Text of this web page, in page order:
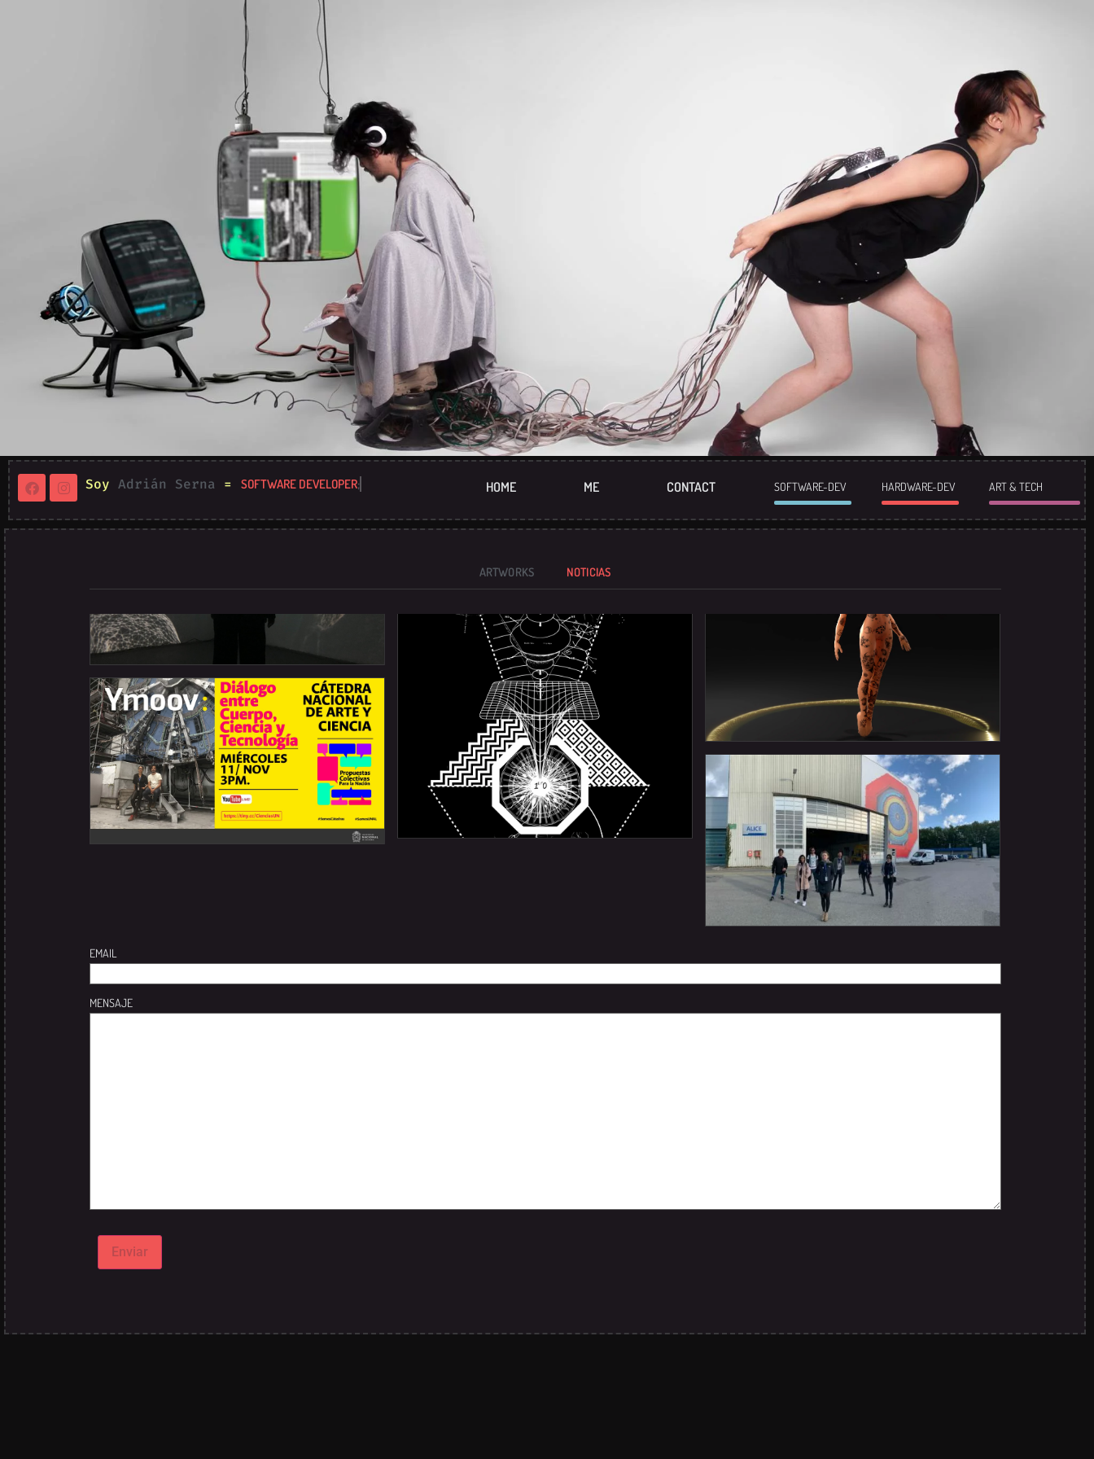
Soy Adrián Serna = SOFTWARE DEVELOPER; HOME ME CONTACT SOFTWARE-DEV HARDWARE-DEV ART & TECH
ARTWORKS NOTICIAS
EMAIL
MENSAJE